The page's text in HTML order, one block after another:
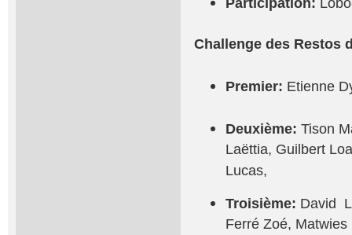
Participation:
Challenge des Restos
Premier: Etienne
Deuxième: Tison
Laëttia, Guilbert
Lucas,
Troisième: David
Ferré Zoé,